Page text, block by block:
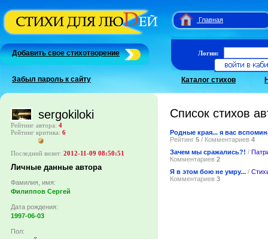
Главная
Добавить свое стихотворение
Забыл пароль к сайту
Логин:
Каталог стихов
sergokiloki
Рейтинг автора: 4
Рейтинг критика: 6
Последний визит: 2012-11-09 08:50:51
Личные данные автора
Фамилия, имя:
Филиппов Сергей
Дата рождения:
1997-06-03
Пол:
Список стихов
Родные края... я вас
Рейтинг 5 / Комментариев 4
Зачем мы сражались?! /
Комментариев 2
Я в этом бою не умру... /
Комментариев 3